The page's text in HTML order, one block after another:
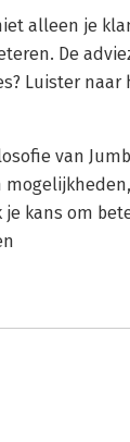
alleen je
De
Luister
van
kans om